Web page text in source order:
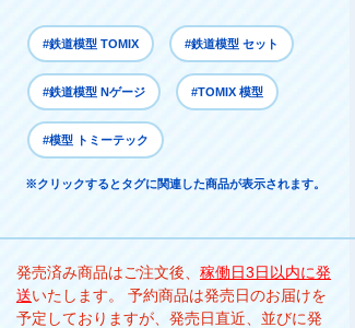
#鉄道模型 TOMIX #鉄道模型 セット
#鉄道模型 Nゲージ #TOMIX 模型
#模型 トミーテック
※クリックするとタグに関連した商品が表示されます。
発売済み商品はご注文後、 稼働日3日以内に発
送いたします。 予約商品は発売日のお届けを
予定しておりますが、発売日直近、並びに発